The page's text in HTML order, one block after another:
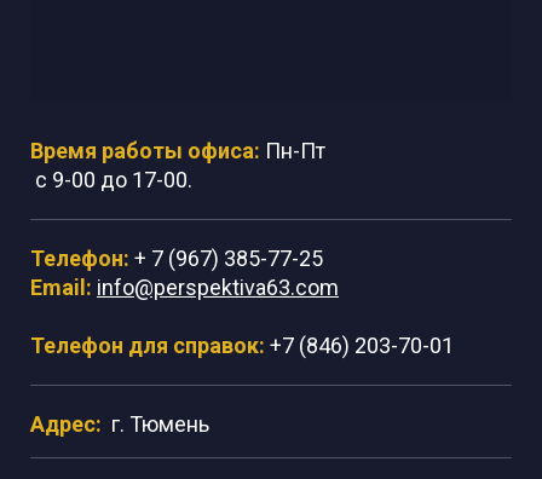
Время работы офиса: Пн-Пт
с 9-00 до 17-00.
Телефон: + 7 (967) 385-77-25
Email: info@perspektiva63.com
Телефон для справок: +7 (846) 203-70-01
Адрес: г. Тюмень